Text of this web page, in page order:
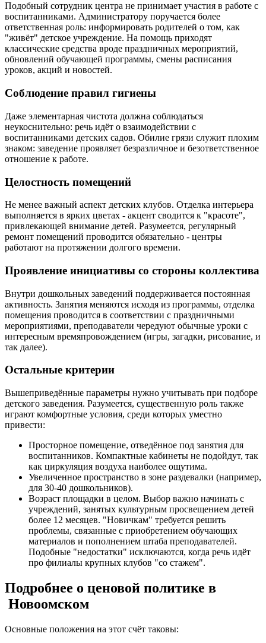
Подобный сотрудник центра не принимает участия в работе с
воспитанниками. Администратору поручается более
ответственная роль: информировать родителей о том, как
"живёт" детское учреждение. На помощь приходят
классические средства вроде праздничных мероприятий,
обновлений обучающей программы, смены расписания
уроков, акций и новостей.
Соблюдение правил гигиены
Даже элементарная чистота должна соблюдаться
неукоснительно: речь идёт о взаимодействии с
воспитанниками детских садов. Обилие грязи служит плохим
знаком: заведение проявляет безразличное и безответственное
отношение к работе.
Целостность помещений
Не менее важный аспект детских клубов. Отделка интерьера
выполняется в ярких цветах - акцент сводится к "красоте",
привлекающей внимание детей. Разумеется, регулярный
ремонт помещений проводится обязательно - центры
работают на протяжении долгого времени.
Проявление инициативы со стороны коллектива
Внутри дошкольных заведений поддерживается постоянная
активность. Занятия меняются исходя из программы, отделка
помещения проводится в соответствии с праздничными
мероприятиями, преподаватели чередуют обычные уроки с
интересным времяпровождением (игры, загадки, рисование, и
так далее).
Остальные критерии
Вышеприведённые параметры нужно учитывать при подборе
детского заведения. Разумеется, существенную роль также
играют комфортные условия, среди которых уместно
привести:
Просторное помещение, отведённое под занятия для
воспитанников. Компактные кабинеты не подойдут, так
как циркуляция воздуха наиболее ощутима.
Увеличенное пространство в зоне раздевалки (например,
для 30-40 дошкольников).
Возраст площадки в целом. Выбор важно начинать с
учреждений, занятых культурным просвещением детей
более 12 месяцев. "Новичкам" требуется решить
проблемы, связанные с приобретением обучающих
материалов и пополнением штаба преподавателей.
Подобные "недостатки" исключаются, когда речь идёт
про филиалы крупных клубов "со стажем".
Подробнее о ценовой политике в
Новоомском
Основные положения на этот счёт таковы: